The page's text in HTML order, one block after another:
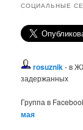
СОЦИАЛЬНЫЕ
rosuznik - в
задержанных
Группа в
мая